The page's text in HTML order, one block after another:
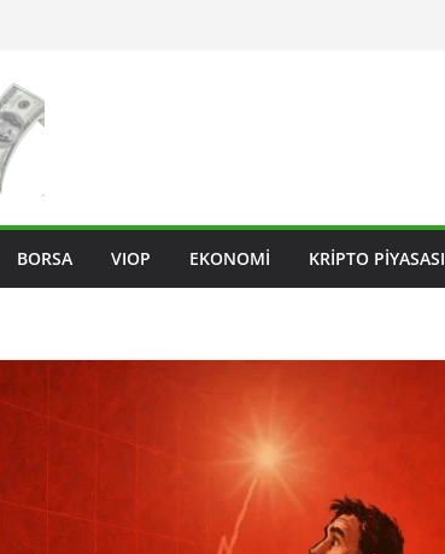
BORSA VIOP EKONOMI KRIPTO PIYASASI